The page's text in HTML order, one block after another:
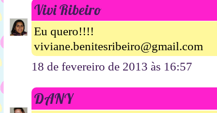
Vivi Ribeiro
Eu quero!!!!
viviane.benitesribeiro@gmail.com
18 de fevereiro de 2013 às 16:57
DANY